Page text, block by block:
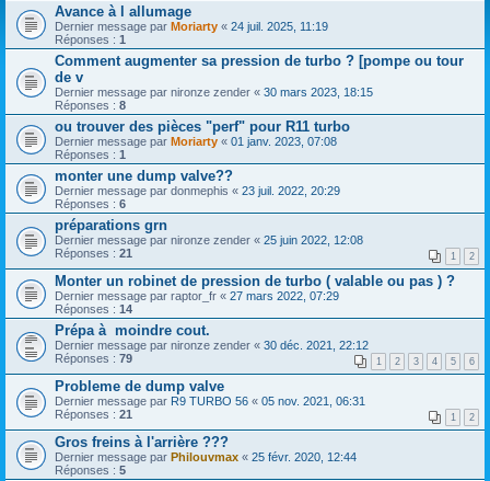
Avance à l allumage
Dernier message par Moriarty « 24 juil. 2025, 11:19
Réponses : 1
Comment augmenter sa pression de turbo ? [pompe ou tour
de v
Dernier message par nironze zender « 30 mars 2023, 18:15
Réponses : 8
ou trouver des pièces "perf" pour R11 turbo
Dernier message par Moriarty « 01 janv. 2023, 07:08
Réponses : 1
monter une dump valve??
Dernier message par donmephis « 23 juil. 2022, 20:29
Réponses : 6
préparations grn
Dernier message par nironze zender « 25 juin 2022, 12:08
Réponses : 21 1 2
Monter un robinet de pression de turbo ( valable ou pas ) ?
Dernier message par raptor_fr « 27 mars 2022, 07:29
Réponses : 14
Prépa à moindre cout.
Dernier message par nironze zender « 30 déc. 2021, 22:12
Réponses : 79 1 2 3 4 5 6
Probleme de dump valve
Dernier message par R9 TURBO 56 « 05 nov. 2021, 06:31
Réponses : 21 1 2
Gros freins à l'arrière ???
Dernier message par Philouvmax « 25 févr. 2020, 12:44
Réponses : 5